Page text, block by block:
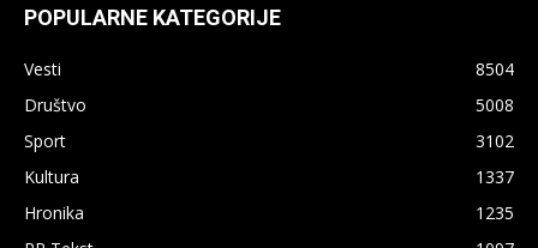
POPULARNE KATEGORIJE
Vesti
8504
Društvo
5008
Sport
3102
Kultura
1337
Hronika
1235